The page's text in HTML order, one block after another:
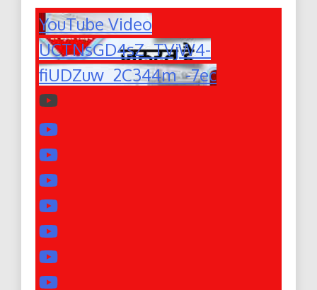
YouTube Video
UCTNsGD4sZ_TVjW4-
fiUDZuw_2C344m_-7ec